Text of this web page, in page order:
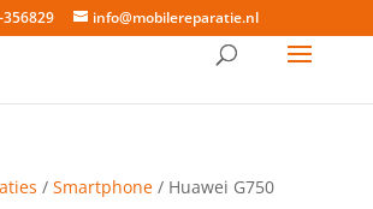
info@mobilereparatie.nl
/ Smartphone/ Huawei G750